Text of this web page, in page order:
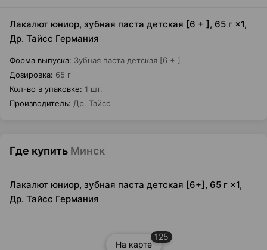
Лакалют юниор, зубная паста детская [6 + ], 65 г ×1,
Др. Тайсс Германия
Форма выпуска: Зубная паста детская [6 + ]
Дозировка: 65 г
Кол-во в упаковке: 1 шт.
Производитель: Др. Тайсс
Где купить Минск
Лакалют юниор, зубная паста детская [6+], 65 г ×1,
Др. Тайсс Германия
На карте
125